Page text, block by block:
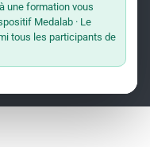
une formation vous
Medalab · Le
tous les participants de
?
?